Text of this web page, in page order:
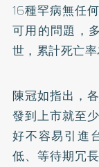
16種罕病無任
可用的問題，
世，累計死亡率
陳冠如指出，
發到上市就至
好不容易引進
低、等待期冗